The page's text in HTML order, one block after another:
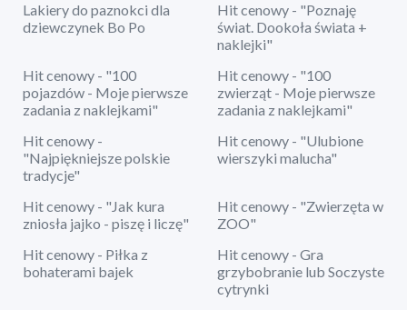
Lakiery do paznokci dla
dziewczynek Bo Po
Hit cenowy - "Poznaję
świat. Dookoła świata +
naklejki"
Hit cenowy - "100
pojazdów - Moje pierwsze
zadania z naklejkami"
Hit cenowy - "100
zwierząt - Moje pierwsze
zadania z naklejkami"
Hit cenowy -
"Najpiękniejsze polskie
tradycje"
Hit cenowy - "Ulubione
wierszyki malucha"
Hit cenowy - "Jak kura
zniosła jajko - piszę i liczę"
Hit cenowy - "Zwierzęta w
ZOO"
Hit cenowy - Piłka z
bohaterami bajek
Hit cenowy - Gra
grzybobranie lub Soczyste
cytrynki